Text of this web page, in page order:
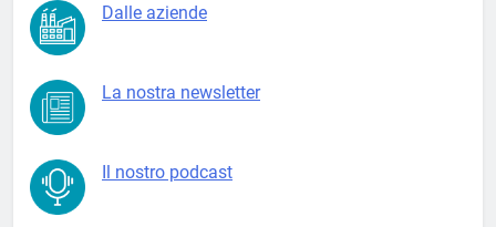
Dalle aziende
La nostra newsletter
Il nostro podcast